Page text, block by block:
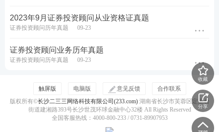
2023年9月证券投资顾问从业资格证真题
证券投资顾问历年真题 09-23
证券投资顾问业务历年真题
证券投资顾问历年真题 09-23
收藏
分享
触屏版 电脑版 意见反馈
合作联系
版权所有©长沙二三三网络科技有限公司(233.com)湖南省长沙市芙蓉区定王台
街道建湘路393号长沙世茂环球金融中心32楼 All Rights Reserved
全国客服热线：4000-800-233 / 0731-89907953